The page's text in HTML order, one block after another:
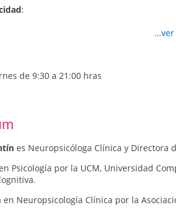
:
psicomotriz
y Tratamiento):
Gestalt
de 9:30 a 21:00 hras
es Neuropsicóloga Clínica y Directora
Psicología por la UCM, Universidad
en Neuropsicología Clínica por la